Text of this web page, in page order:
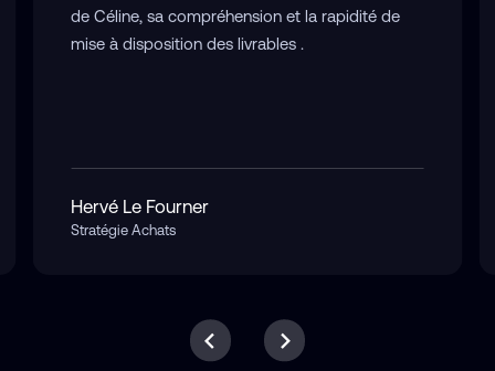
de Céline, sa compréhension et la rapidité de
mise à disposition des livrables .
Hervé Le Fourner
Stratégie Achats